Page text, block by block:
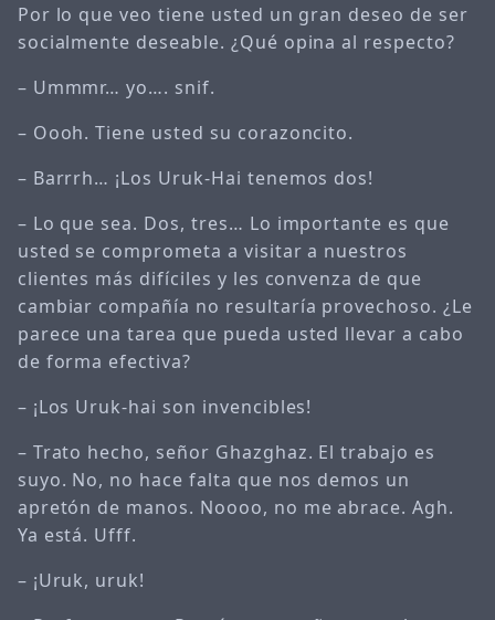
Por lo que veo tiene usted un gran deseo de ser
socialmente deseable. ¿Qué opina al respecto?
– Ummmr… yo…. snif.
– Oooh. Tiene usted su corazoncito.
– Barrrh… ¡Los Uruk-Hai tenemos dos!
– Lo que sea. Dos, tres… Lo importante es que
usted se comprometa a visitar a nuestros
clientes más difíciles y les convenza de que
cambiar compañía no resultaría provechoso. ¿Le
parece una tarea que pueda usted llevar a cabo
de forma efectiva?
– ¡Los Uruk-hai son invencibles!
– Trato hecho, señor Ghazghaz. El trabajo es
suyo. No, no hace falta que nos demos un
apretón de manos. Noooo, no me abrace. Agh.
Ya está. Ufff.
– ¡Uruk, uruk!